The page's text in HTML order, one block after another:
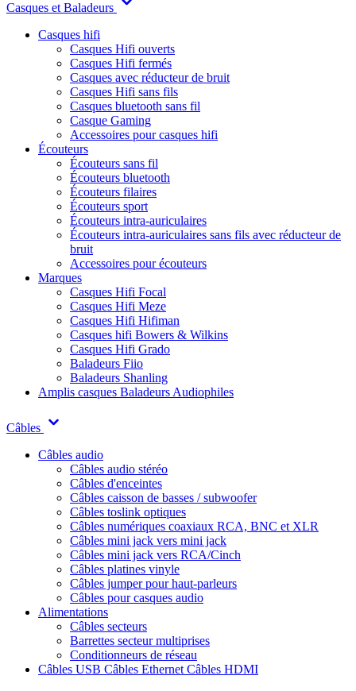
Casques et Baladeurs
Casques hifi
Casques Hifi ouverts
Casques Hifi fermés
Casques avec réducteur de bruit
Casques Hifi sans fils
Casques bluetooth sans fil
Casque Gaming
Accessoires pour casques hifi
Écouteurs
Écouteurs sans fil
Écouteurs bluetooth
Écouteurs filaires
Écouteurs sport
Écouteurs intra-auriculaires
Écouteurs intra-auriculaires sans fils avec réducteur de
bruit
Accessoires pour écouteurs
Marques
Casques Hifi Focal
Casques Hifi Meze
Casques Hifi Hifiman
Casques hifi Bowers & Wilkins
Casques Hifi Grado
Baladeurs Fiio
Baladeurs Shanling
Amplis casques Baladeurs Audiophiles
Câbles
Câbles audio
Câbles audio stéréo
Câbles d'enceintes
Câbles caisson de basses / subwoofer
Câbles toslink optiques
Câbles numériques coaxiaux RCA, BNC et XLR
Câbles mini jack vers mini jack
Câbles mini jack vers RCA/Cinch
Câbles platines vinyle
Câbles jumper pour haut-parleurs
Câbles pour casques audio
Alimentations
Câbles secteurs
Barrettes secteur multiprises
Conditionneurs de réseau
Câbles USB Câbles Ethernet Câbles HDMI